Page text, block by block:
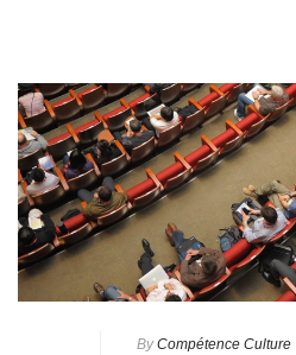
By Compétence Culture